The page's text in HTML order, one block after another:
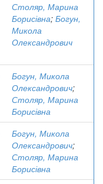
Столяр, Марина
Борисівна; Богун,
Микола
Олександрович
Богун, Микола
Олександрович;
Столяр, Марина
Борисівна
Богун, Микола
Олександрович;
Столяр, Марина
Борисівна